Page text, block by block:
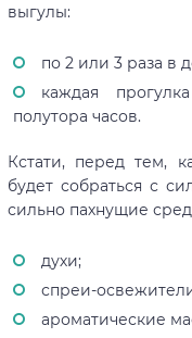
выгулы:
по 2 или 3 раза в
каждая
полутора часов.
Кстати, перед тем,
будет собраться с
сильно пахнущие
духи;
спреи-
ароматические